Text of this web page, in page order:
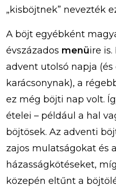
„kisböjtnek” nevezték
A böjt egyébként
évszázados menüire
advent utolsó napja
karácsonynak), a
ez még böjti nap volt.
ételei – például a hal
böjtösek. Az adventi
zajos mulatságokat és
házasságkötéseket,
közepén eltűnt a